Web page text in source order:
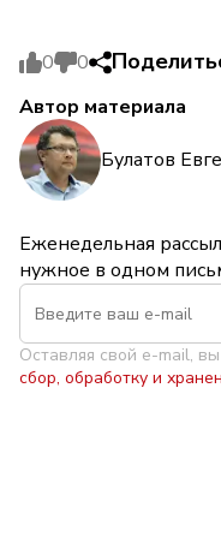
0 0
Автор материала
Булатов
Еженедельная
нужное в одном
Оставляя свой e-mail,
сбор, обработку и